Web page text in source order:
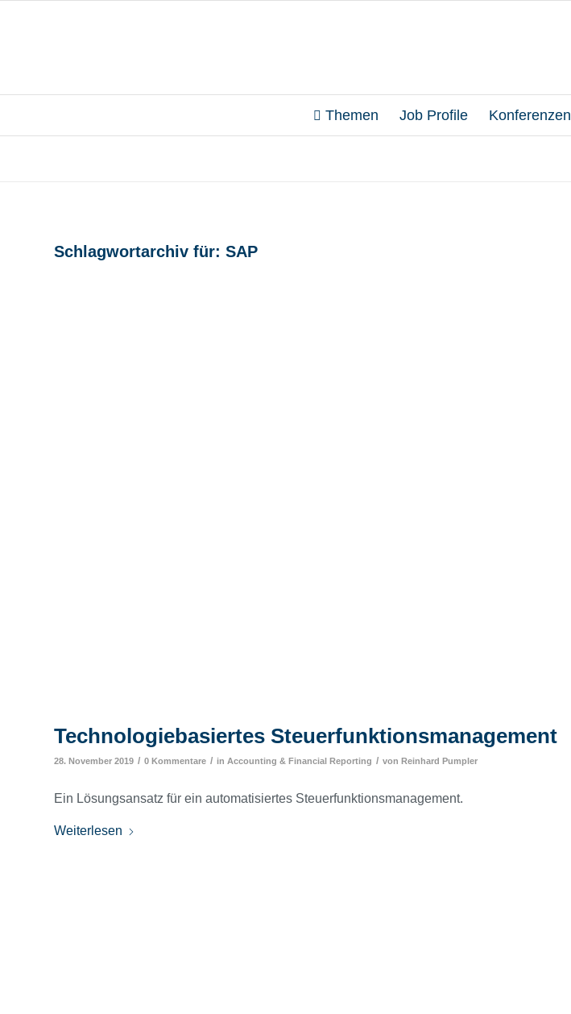
Themen Job Profile Konferenzen
Schlagwortarchiv für: SAP
Technologiebasiertes Steuerfunktionsmanagement
28. November 2019 / 0 Kommentare / in Accounting & Financial Reporting / von Reinhard Pumpler
Ein Lösungsansatz für ein automatisiertes Steuerfunktionsmanagement.
Weiterlesen